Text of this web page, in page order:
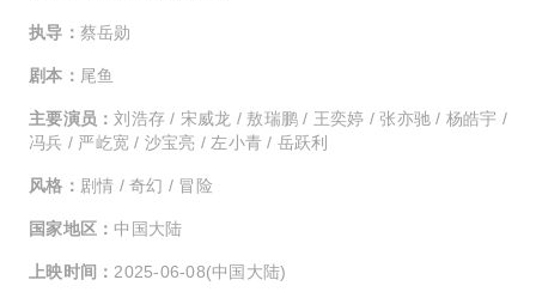
执导： 蔡岳勋
剧本： 尾鱼
主要演员：刘浩存 / 宋威龙 / 敖瑞鹏 / 王奕婷 / 张亦驰 / 杨皓宇 /
冯兵 / 严屹宽 / 沙宝亮 / 左小青 / 岳跃利
风格： 剧情 / 奇幻 / 冒险
国家地区： 中国大陆
上映时间： 2025-06-08(中国大陆)